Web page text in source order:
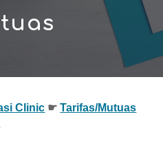
Clinic ☛ Tarifas/Mutuas